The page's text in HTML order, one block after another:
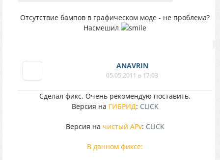
Отсутствие бампов в графическом моде - не проблема?
Насмешил
ANAVRIN
05.05.2011 в 17:03
Сделал фикс. Очень рекомендую поставить.
Версия на ГИБРИД: CLICK
Версия на чистый APv: CLICK
В данном фиксе: